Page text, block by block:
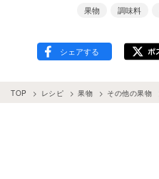
果物 調味料
TOP レシピ 果物 その他の果物